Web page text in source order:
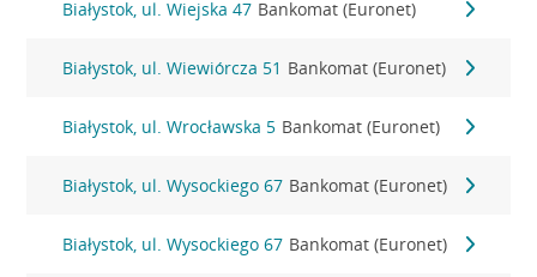
Białystok, ul. Wiejska 47 Bankomat (Euronet)
Białystok, ul. Wiewiórcza 51 Bankomat (Euronet)
Białystok, ul. Wrocławska 5 Bankomat (Euronet)
Białystok, ul. Wysockiego 67 Bankomat (Euronet)
Białystok, ul. Wysockiego 67 Bankomat (Euronet)